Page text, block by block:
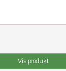
Vis produkt